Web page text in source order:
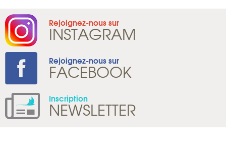
Rejoignez-nous sur
INSTAGRAM
Rejoignez-nous sur
FACEBOOK
Inscription
NEWSLETTER